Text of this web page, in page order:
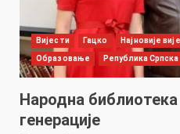
Вијести Гацко Најновије
Образовање Република Српска
Народна
генерације